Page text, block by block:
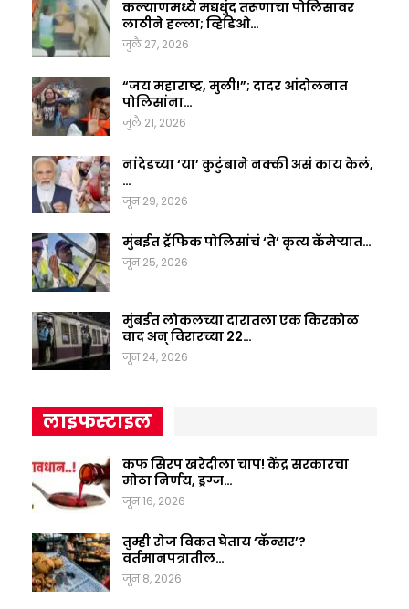
कल्याणमध्ये मद्यधुंद तरूणाचा पोलिसावर
लाठीने हल्ला; व्हिडिओ…
जुलै 27, 2026
“जय महाराष्ट्र, मुली!”; दादर आंदोलनात
पोलिसांना…
जुलै 21, 2026
नांदेडच्या ‘या’ कुटुंबाने नक्की असं काय केलं,
…
जून 29, 2026
मुंबईत ट्रॅफिक पोलिसांचं ‘ते’ कृत्य कॅमेऱ्यात…
जून 25, 2026
मुंबईत लोकलच्या दारातला एक किरकोळ
वाद अन् विरारच्या 22…
जून 24, 2026
लाइफस्टाइल
कफ सिरप खरेदीला चाप! केंद्र सरकारचा
मोठा निर्णय, ड्रग्ज…
जून 16, 2026
तुम्ही रोज विकत घेताय ‘कॅन्सर’?
वर्तमानपत्रातील…
जून 8, 2026